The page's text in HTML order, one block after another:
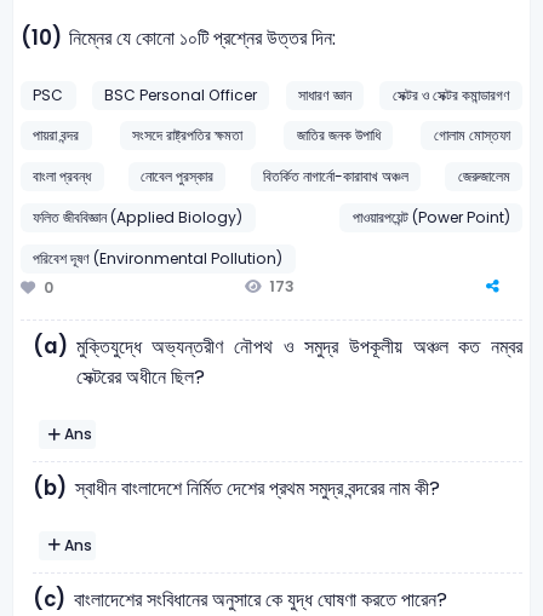
(10) নিম্নের যে কোনো ১০টি প্রশ্নের উত্তর দিন:
PSC BSC Personal Officer সাধারণ জ্ঞান
সেক্টর ও সেক্টর কমান্ডারগণ
পায়রা বন্দর
সংসদে রাষ্ট্রপতির ক্ষমতা জাতির জনক উপাধি
গোলাম মোস্তফা
বাংলা প্রবন্ধ
নোবেল পুরস্কার বিতর্কিত নাগার্নো-কারাবাখ অঞ্চল
জেরুজালেম
ফলিত জীববিজ্ঞান (Applied Biology)
পাওয়ারপয়েন্ট (Power Point)
পরিবেশ দূষণ (Environmental Pollution)
0
173
(a) মুক্তিযুদ্ধে অভ্যন্তরীণ নৌপথ ও সমুদ্র উপকূলীয় অঞ্চল কত নম্বর
সেক্টরের অধীনে ছিল?
Ans
(b) স্বাধীন বাংলাদেশে নির্মিত দেশের প্রথম সমুদ্র বন্দরের নাম কী?
Ans
(c) বাংলাদেশের সংবিধানের অনুসারে কে যুদ্ধ ঘোষণা করতে পারেন?